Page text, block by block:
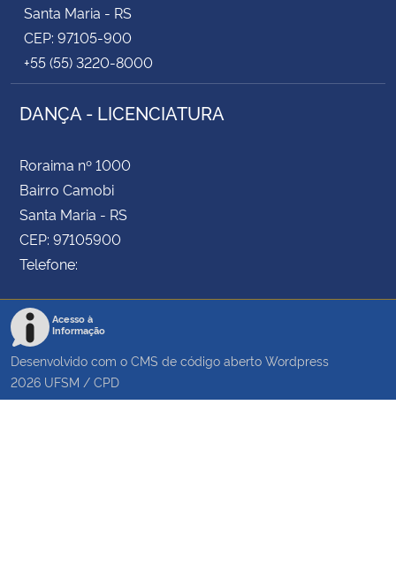
Santa Maria - RS
CEP: 97105-900
+55 (55) 3220-8000
DANÇA - LICENCIATURA
Roraima nº 1000
Bairro Camobi
Santa Maria - RS
CEP: 97105900
Telefone:
Acesso à
Informação
Desenvolvido com o CMS de código aberto Wordpress
2026 UFSM / CPD